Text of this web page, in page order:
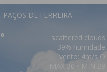
PAÇOS DE FERREIRA
°
scattered clouds
39% humidade
vento: 4m/s O
MAX 30 • MIN 28